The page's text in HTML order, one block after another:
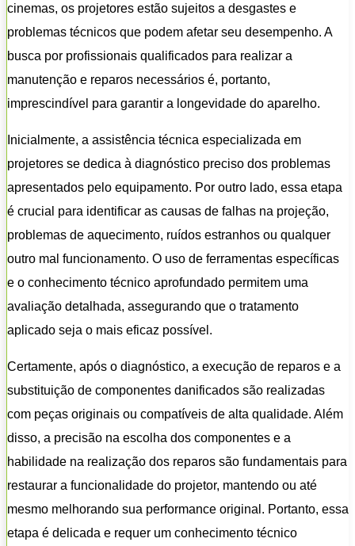
cinemas, os projetores estão sujeitos a desgastes e
problemas técnicos que podem afetar seu desempenho. A
busca por profissionais qualificados para realizar a
manutenção e reparos necessários é, portanto,
imprescindível para garantir a longevidade do aparelho.
Inicialmente, a assistência técnica especializada em
projetores se dedica à diagnóstico preciso dos problemas
apresentados pelo equipamento. Por outro lado, essa etapa
é crucial para identificar as causas de falhas na projeção,
problemas de aquecimento, ruídos estranhos ou qualquer
outro mal funcionamento. O uso de ferramentas específicas
e o conhecimento técnico aprofundado permitem uma
avaliação detalhada, assegurando que o tratamento
aplicado seja o mais eficaz possível.
Certamente, após o diagnóstico, a execução de reparos e a
substituição de componentes danificados são realizadas
com peças originais ou compatíveis de alta qualidade. Além
disso, a precisão na escolha dos componentes e a
habilidade na realização dos reparos são fundamentais para
restaurar a funcionalidade do projetor, mantendo ou até
mesmo melhorando sua performance original. Portanto, essa
etapa é delicada e requer um conhecimento técnico